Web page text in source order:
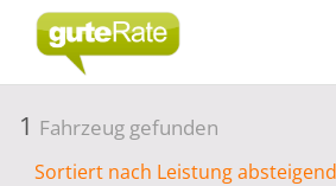
1 Fahrzeug gefunden
Sortiert nach Leistung absteigend